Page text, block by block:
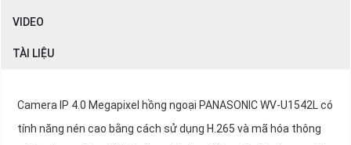
VIDEO
TÀI LIỆU
Camera IP 4.0 Megapixel hồng ngoại PANASONIC WV-U1542L có
tính năng nén cao bằng cách sử dụng H.265 và mã hóa thông